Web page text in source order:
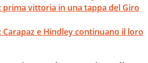
prima vittoria in una tappa del Giro
Carapaz e Hindley continuano il loro